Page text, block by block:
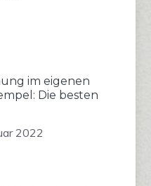
im eigenen
Die besten
2022